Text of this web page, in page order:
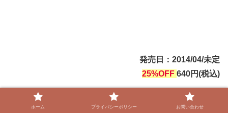
発売日：2014/04/未定
25%OFF 640円(税込)
ホーム プライバシーポリシー お問い合わせ